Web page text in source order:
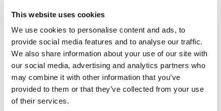
This website uses cookies
We use cookies to personalise content and ads, to
provide social media features and to analyse our traffic.
We also share information about your use of our site with
our social media, advertising and analytics partners who
may combine it with other information that you’ve
provided to them or that they’ve collected from your use
of their services.
Communiqués de presse,
Communiqué de presse : Canada-Israël,
les dernières
Vous pourriez également être intéressé